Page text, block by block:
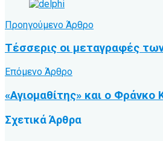
Προηγούμενο Άρθρο
Τέσσερις οι μεταγραφές
Επόμενο Άρθρο
«Αγιομαθίτης» και ο Φράνκο
ΣχετικάΆρθρα